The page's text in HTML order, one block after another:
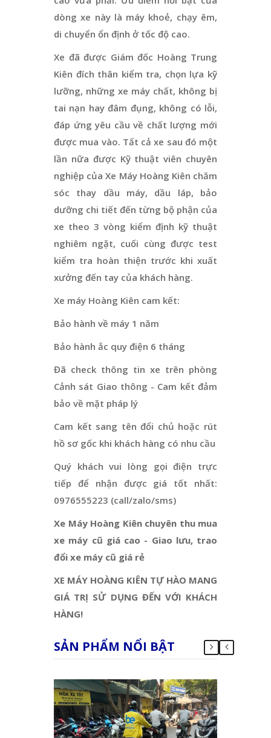
dòng xe này là máy khoẻ, chạy êm,
di chuyển ổn định ở tốc độ cao.
Xe đã được Giám đốc Hoàng Trung
Kiên đích thân kiểm tra, chọn lựa kỹ
lưỡng, những xe máy chất, không bị
tai nạn hay đâm đụng, không có lỗi,
đáp ứng yêu cầu về chất lượng mới
được mua vào. Tất cả xe sau đó một
lần nữa được Kỹ thuật viên chuyên
nghiệp của Xe Máy Hoàng Kiên chăm
sóc thay dầu máy, dầu láp, bảo
dưỡng chi tiết đến từng bộ phận của
xe theo 3 vòng kiểm định kỹ thuật
nghiêm ngặt, cuối cùng được test
kiểm tra hoàn thiện trước khi xuất
xưởng đến tay của khách hàng.
Xe máy Hoàng Kiên cam kết:
Bảo hành về máy 1 năm
Bảo hành ắc quy điện 6 tháng
Đã check thông tin xe trên phòng
Cảnh sát Giao thông - Cam kết đảm
bảo về mặt pháp lý
Cam kết sang tên đổi chủ hoặc rút
hồ sơ gốc khi khách hàng có nhu cầu
Quý khách vui lòng gọi điện trực
tiếp để nhận được giá tốt nhất:
0976555223 (call/zalo/sms)
Xe Máy Hoàng Kiên chuyên thu mua
xe máy cũ giá cao - Giao lưu, trao
đổi xe máy cũ giá rẻ
XE MÁY HOÀNG KIÊN TỰ HÀO MANG
GIÁ TRỊ SỬ DỤNG ĐẾN VỚI KHÁCH
HÀNG!
SẢN PHẨM NỔI BẬT